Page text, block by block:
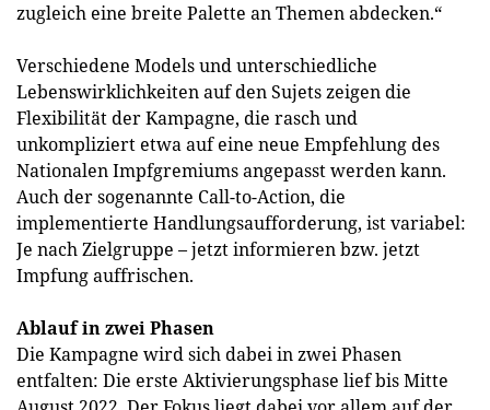
zugleich eine breite Palette an Themen abdecken.“
Verschiedene Models und unterschiedliche
Lebenswirklichkeiten auf den Sujets zeigen die
Flexibilität der Kampagne, die rasch und
unkompliziert etwa auf eine neue Empfehlung des
Nationalen Impfgremiums angepasst werden kann.
Auch der sogenannte Call-to-Action, die
implementierte Handlungsaufforderung, ist variabel:
Je nach Zielgruppe – jetzt informieren bzw. jetzt
Impfung auffrischen.
Ablauf in zwei Phasen
Die Kampagne wird sich dabei in zwei Phasen
entfalten: Die erste Aktivierungsphase lief bis Mitte